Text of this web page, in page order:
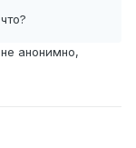
анонимно,